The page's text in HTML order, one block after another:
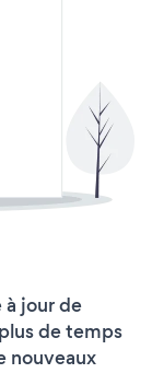
à jour de
de temps
nouveaux